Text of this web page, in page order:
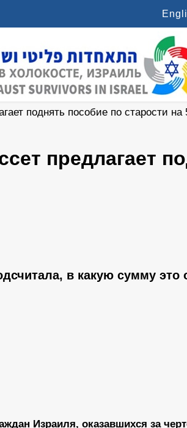
поднять пособие по старости на
предлагает
в какую сумму это
Израиля, оказавшихся за